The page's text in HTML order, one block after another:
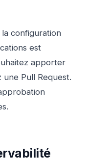
la configuration
est
apporter
une Pull Request.